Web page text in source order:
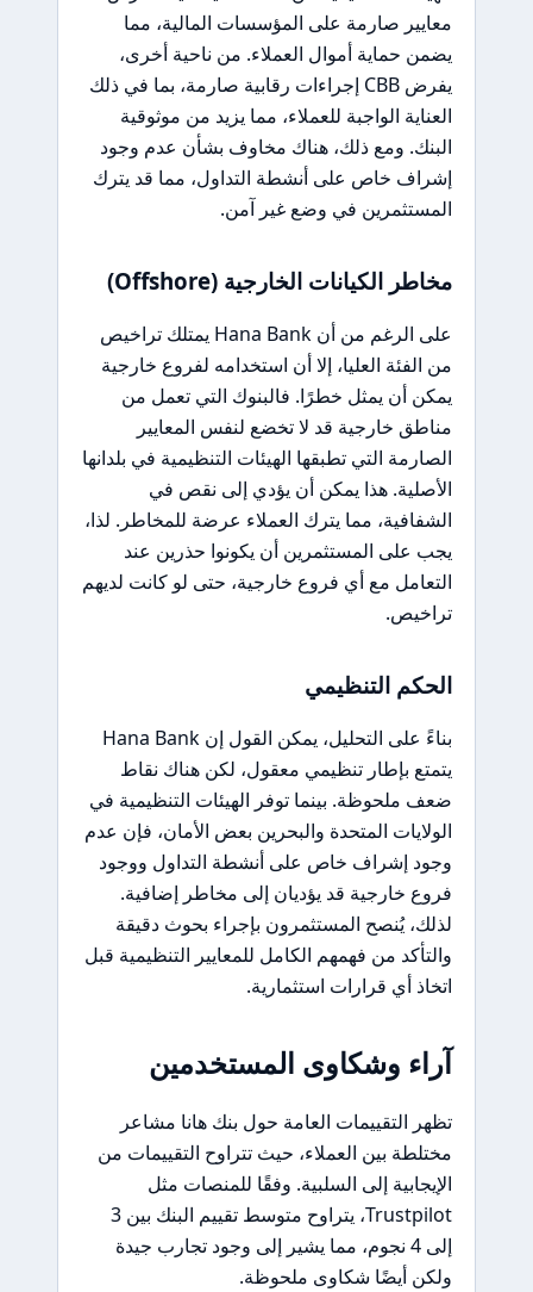
معايير صارمة على المؤسسات المالية، مما
يضمن حماية أموال العملاء. من ناحية أخرى،
يفرض CBB إجراءات رقابية صارمة، بما في ذلك
العناية الواجبة للعملاء، مما يزيد من موثوقية
البنك. ومع ذلك، هناك مخاوف بشأن عدم وجود
إشراف خاص على أنشطة التداول، مما قد يترك
المستثمرين في وضع غير آمن.
مخاطر الكيانات الخارجية (Offshore)
على الرغم من أن Hana Bank يمتلك تراخيص
من الفئة العليا، إلا أن استخدامه لفروع خارجية
يمكن أن يمثل خطرًا. فالبنوك التي تعمل من
مناطق خارجية قد لا تخضع لنفس المعايير
الصارمة التي تطبقها الهيئات التنظيمية في بلدانها
الأصلية. هذا يمكن أن يؤدي إلى نقص في
الشفافية، مما يترك العملاء عرضة للمخاطر. لذا،
يجب على المستثمرين أن يكونوا حذرين عند
التعامل مع أي فروع خارجية، حتى لو كانت لديهم
تراخيص.
الحكم التنظيمي
بناءً على التحليل، يمكن القول إن Hana Bank
يتمتع بإطار تنظيمي معقول، لكن هناك نقاط
ضعف ملحوظة. بينما توفر الهيئات التنظيمية في
الولايات المتحدة والبحرين بعض الأمان، فإن عدم
وجود إشراف خاص على أنشطة التداول ووجود
فروع خارجية قد يؤديان إلى مخاطر إضافية.
لذلك، يُنصح المستثمرون بإجراء بحوث دقيقة
والتأكد من فهمهم الكامل للمعايير التنظيمية قبل
اتخاذ أي قرارات استثمارية.
آراء وشكاوى المستخدمين
تظهر التقييمات العامة حول بنك هانا مشاعر
مختلطة بين العملاء، حيث تتراوح التقييمات من
الإيجابية إلى السلبية. وفقًا للمنصات مثل
Trustpilot، يتراوح متوسط تقييم البنك بين 3
إلى 4 نجوم، مما يشير إلى وجود تجارب جيدة
ولكن أيضًا شكاوى ملحوظة.